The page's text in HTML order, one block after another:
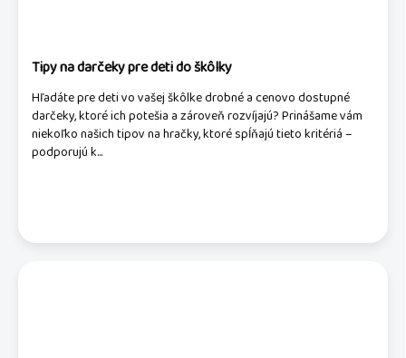
Tipy na darčeky pre deti do škôlky
Hľadáte pre deti vo vašej škôlke drobné a cenovo dostupné
darčeky, ktoré ich potešia a zároveň rozvíjajú? Prinášame vám
niekoľko našich tipov na hračky, ktoré spĺňajú tieto kritériá –
podporujú k...